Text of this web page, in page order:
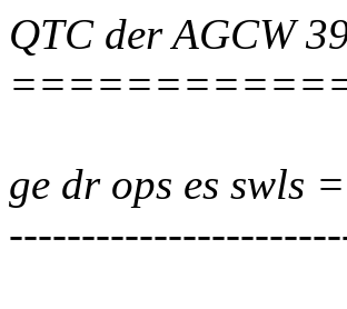
QTC der AGCW
ge dr ops es swls